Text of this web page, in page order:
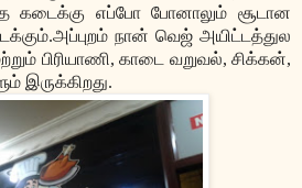
கடைக்கு எப்போ போனாலும் சூடான
நான் வெஜ் அயிட்டத்துல
பிரியாணி, காடை வறுவல், சிக்கன்,
இருக்கிறது.